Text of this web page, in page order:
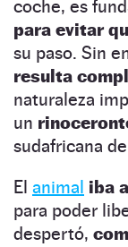
coche, es
para evitar
su paso. Sin
resulta
naturaleza
un
sudafricana
El animal iba
para poder
despertó,